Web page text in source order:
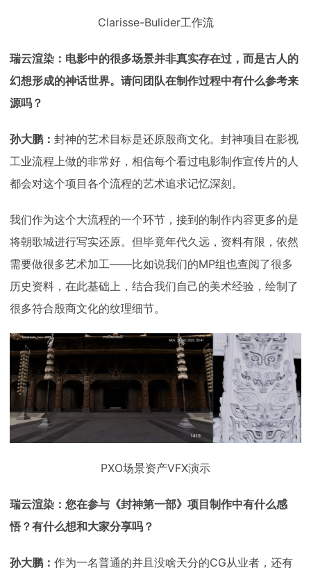
Clarisse-Bulider工作流
瑞云渲染：电影中的很多场景并非真实存在过，而是古人的
幻想形成的神话世界。请问团队在制作过程中有什么参考来
源吗？
孙大鹏： 封神的艺术目标是还原殷商文化。封神项目在影视
工业流程上做的非常好，相信每个看过电影制作宣传片的人
都会对这个项目各个流程的艺术追求记忆深刻。
我们作为这个大流程的一个环节，接到的制作内容更多的是
将朝歌城进行写实还原。但毕竟年代久远，资料有限，依然
需要做很多艺术加工——比如说我们的MP组也查阅了很多
历史资料，在此基础上，结合我们自己的美术经验，绘制了
很多符合殷商文化的纹理细节。
PXO场景资产VFX演示
瑞云渲染：您在参与《封神第一部》项目制作中有什么感
悟？有什么想和大家分享吗？
孙大鹏： 作为一名普通的并且没啥天分的CG从业者，还有